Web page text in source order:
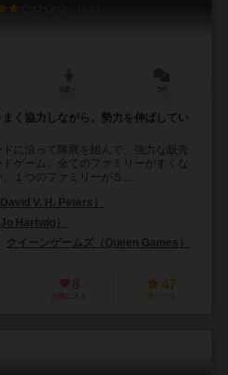
6.0
く協力しながら、勢力を伸ばしてい
に沿って隊商を組んで、強力な販売
ゲーム。全てのファミリーがすくな
１つのファミリーが５...
V. H. Peters）
Hartwig）
クイーンゲームズ（Queen Games）
8
お気に入り
47
持ってる